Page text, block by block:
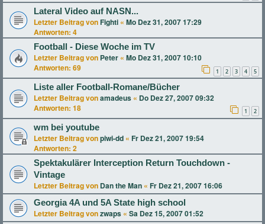
Lateral Video auf NASN...
Letzter Beitrag von Fighti « Mo Dez 31, 2007 17:29
Antworten: 4
Football - Diese Woche im TV
Letzter Beitrag von Peter « Mo Dez 31, 2007 10:10
Antworten: 69 1 2 3 4 5
Liste aller Football-Romane/Bücher
Letzter Beitrag vonamadeus « Do Dez 27, 2007 09:32
Antworten: 18 1 2
wm bei youtube
Letzter Beitrag vonpiwi-dd « Fr Dez 21, 2007 19:54
Antworten: 2
Spektakulärer Interception Return Touchdown -
Vintage
Letzter Beitrag von Dan the Man « Fr Dez 21, 2007 16:06
Georgia 4A und 5A State high school
Letzter Beitrag vonzwaps « Sa Dez 15, 2007 01:52